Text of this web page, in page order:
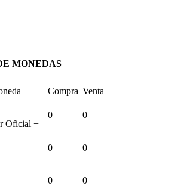
MONEDAS
Compra Venta
Oficial +
0 0
0 0
0 0